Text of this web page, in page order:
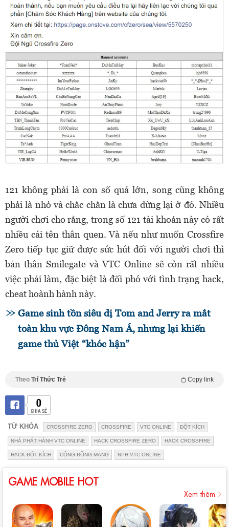
121 không phải là con số quá lớn, song cũng không
phải là nhỏ và chắc chắn là chưa dừng lại ở đó. Nhiều
người chơi cho rằng, trong số 121 tài khoản này có rất
nhiều cái tên thân quen. Và nếu như muốn Crossfire
Zero tiếp tục giữ được sức hút đối với người chơi thì
bản thân Smilegate và VTC Online sẽ còn rất nhiều
việc phải làm, đặc biệt là đối phó với tình trạng hack,
cheat hoành hành này.
Game sinh tồn siêu dị Tom and Jerry ra mắt
toàn khu vực Đông Nam Á, nhưng lại khiến
game thủ Việt “khóc hận”
Theo Trí Thức Trẻ Copy link
0
CHIA SẺ
TỪ KHÓA CROSSFIRE ZERO CROSSFIRE VTC ONLINE ĐỘT KÍCH
NHÀ PHÁT HÀNH VTC ONLINE HACK CROSSFIRE ZERO HACK CROSSFIRE
HACK ĐỘT KÍCH CỘNG ĐỒNG MẠNG NPH VTC ONLINE
GAME MOBILE HOT
Xem thêm